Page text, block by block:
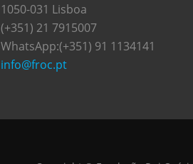
1050-031 Lisboa
(+351) 21 7915007
WhatsApp:(+351) 91 1134141
info@froc.pt